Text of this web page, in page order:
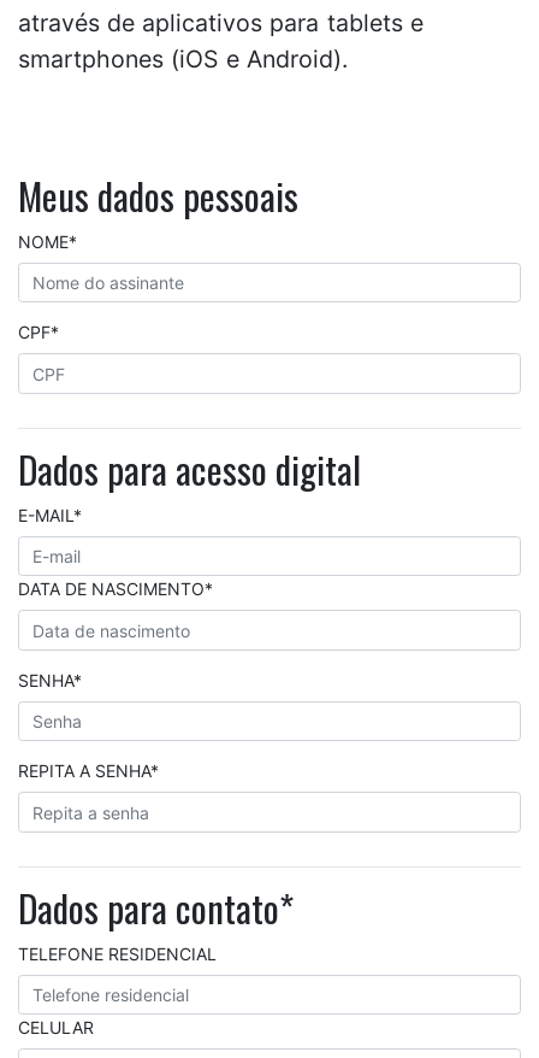
através de aplicativos para tablets e
smartphones (iOS e Android).
Meus dados pessoais
NOME*
CPF*
Dados para acesso digital
E-MAIL*
DATA DE NASCIMENTO*
SENHA*
REPITA A SENHA*
Dados para contato*
TELEFONE RESIDENCIAL
CELULAR